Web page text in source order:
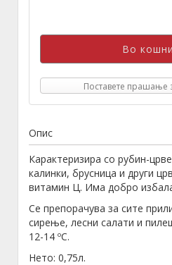
Поставете прашање
Опис
Карактеризира со рубин-
калинки, брусница и други
витамин Ц. Има добро
Се препорачува за сите
сирење, лесни салати и
12-14 ºС.
Нето: 0,75л.